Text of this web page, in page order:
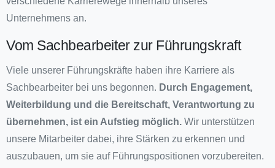
Unternehmens an.
Vom Sachbearbeiter zur Führungskraft
Viele unserer Führungskräfte haben ihre Karriere als
Sachbearbeiter bei uns begonnen. Durch Engagement,
Weiterbildung und die Bereitschaft, Verantwortung zu
übernehmen, ist ein Aufstieg möglich. Wir unterstützen
unsere Mitarbeiter dabei, ihre Stärken zu erkennen und
auszubauen, um sie auf Führungspositionen vorzubereiten.